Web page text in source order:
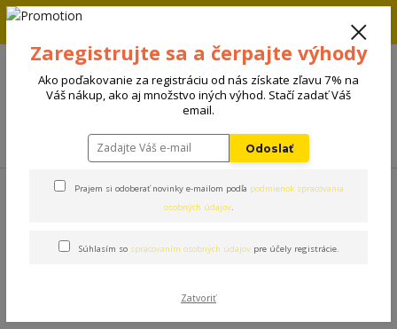
Zľava 5% na prvú objednávku. Zadaj kód FIRST5 a zľava sa
+421 908 198 133 (Po-Pia, 8-15 hod.)
0 €
Kozmetika
Groom Professional kefa
Zaregistrujte sa a čerpajte výhody
Ako poďakovanie za registráciu od nás získate zľavu 7% na
Váš nákup, ako aj množstvo iných výhod. Stačí zadať Váš
email.
Odoslať
Prajem si odoberať novinky e-mailom podľa podmienok spracovania
osobných údajov.
Súhlasím so spracovaním osobných údajovpre účely registrácie.
Zatvoriť